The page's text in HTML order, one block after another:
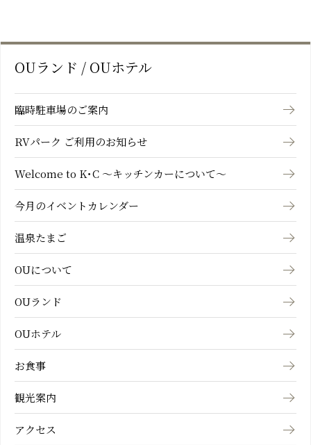
OUランド / OUホテル
臨時駐車場のご案内
RVパーク ご利用のお知らせ
Welcome to K･C ～キッチンカーについて～
今月のイベントカレンダー
温泉たまご
OUについて
OUランド
OUホテル
お食事
観光案内
アクセス